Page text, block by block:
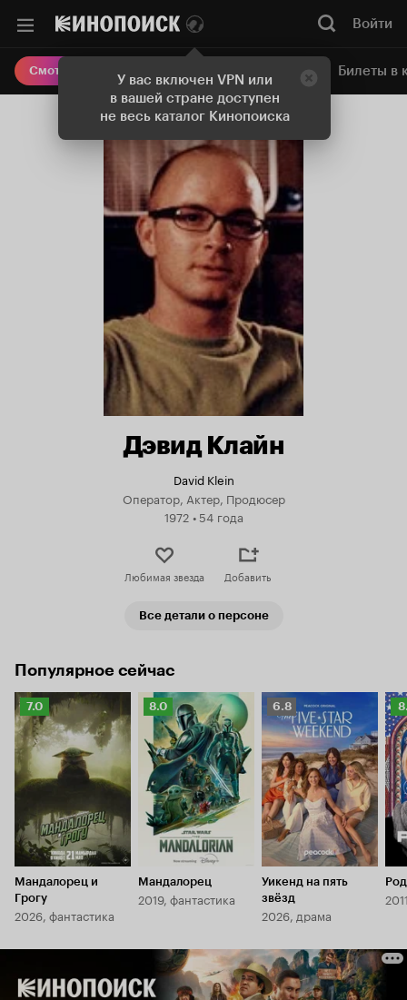
У вас включен VPN или
в вашей стране доступен
не весь каталог Кинопоиска
Войти
Смотреть кино Онлайн-кинотеатр Билеты в
Дэвид Клайн
David Klein
Оператор, Актер, Продюсер
1972 •54 года
Любимая звезда Добавить
Все детали о персоне
Популярное сейчас
Рейтинг
Кинопоиска
7.0
7.0
Мандалорец и
Грогу
2026, фантастика
Рейтинг
Кинопоиска
8.0
8.0
Мандалорец
2019, фантастика
Рейтинг
Кинопоиска
6.8
6.8
Уикенд на пять
звёзд
2026, драма